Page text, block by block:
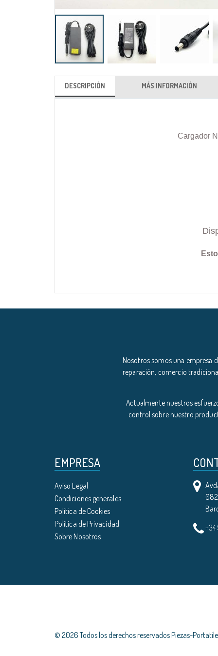
DESCRIPCIÓN
Cargador
MÁS INFORMACIÓN
Nosotros somos una empresa
reparación, comercio
Actualmente nuestros
control sobre nuestro
EMPRESA
Aviso Legal
Condiciones generales
Política de Cookies
Política de Privacidad
Sobre Nosotros
© 2026 Todos los derechos reservados Piezas-